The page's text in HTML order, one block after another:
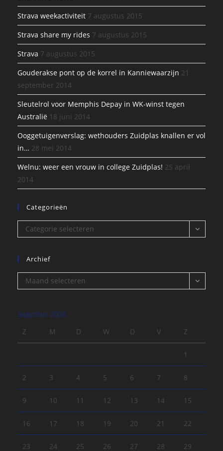
Strava weekactiviteit 7 augustus 2015
Strava share my rides 7 augustus 2015
Strava 7 augustus 2015
Gouderakse pont op de korrel in Kanniewaarzijn 21
september 2014
Sleutelrol voor Memphis Depay in WK-winst tegen
Australië 18 juni 2014
Ooggetuigenverslag: wethouders Zuidplas knallen er vol
in… 28 mei 2014
Welnu: weer een vrouw in college Zuidplas! 25 april
2014
Categorieën
Categorieën
Categorie selecteren
Archief
Archief
Maand selecteren
augustus 2026
Z
M D W D V Z
1
2 3 4 5 6 7 8
9 10 11 12 13 14 15
16 17 18 19 20 21 22
23 24 25 26 27 28 29